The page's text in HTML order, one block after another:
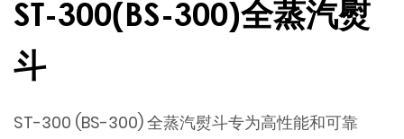
ST-300(BS-300)全蒸汽熨
斗
ST-300 (BS-300) 全蒸汽熨斗专为高性能和可靠